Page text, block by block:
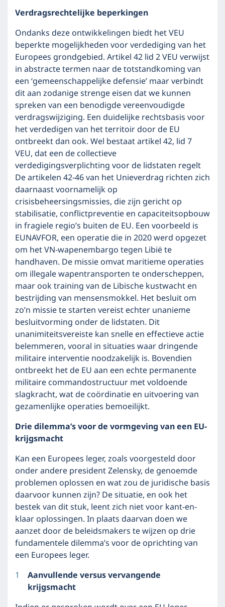
Verdragsrechtelijke beperkingen
Ondanks deze ontwikkelingen biedt het VEU
beperkte mogelijkheden voor verdediging van het
Europees grondgebied. Artikel 42 lid 2 VEU verwijst
in abstracte termen naar de totstandkoming van
een ‘gemeenschappelijke defensie’ maar verbindt
dit aan zodanige strenge eisen dat we kunnen
spreken van een benodigde vereenvoudigde
verdragswijziging. Een duidelijke rechtsbasis voor
het verdedigen van het territoir door de EU
ontbreekt dan ook. Wel bestaat artikel 42, lid 7
VEU, dat een de collectieve
verdedigingsverplichting voor de lidstaten regelt
De artikelen 42-46 van het Unieverdrag richten zich
daarnaast voornamelijk op
crisisbeheersingsmissies, die zijn gericht op
stabilisatie, conflictpreventie en capaciteitsopbouw
in fragiele regio’s buiten de EU. Een voorbeeld is
EUNAVFOR, een operatie die in 2020 werd opgezet
om het VN-wapenembargo tegen Libië te
handhaven. De missie omvat maritieme operaties
om illegale wapentransporten te onderscheppen,
maar ook training van de Libische kustwacht en
bestrijding van mensensmokkel. Het besluit om
zo’n missie te starten vereist echter unanieme
besluitvorming onder de lidstaten. Dit
unanimiteitsvereiste kan snelle en effectieve actie
belemmeren, vooral in situaties waar dringende
militaire interventie noodzakelijk is. Bovendien
ontbreekt het de EU aan een echte permanente
militaire commandostructuur met voldoende
slagkracht, wat de coördinatie en uitvoering van
gezamenlijke operaties bemoeilijkt.
Drie dilemma’s voor de vormgeving van een EU-
krijgsmacht
Kan een Europees leger, zoals voorgesteld door
onder andere president Zelensky, de genoemde
problemen oplossen en wat zou de juridische basis
daarvoor kunnen zijn? De situatie, en ook het
bestek van dit stuk, leent zich niet voor kant-en-
klaar oplossingen. In plaats daarvan doen we
aanzet door de beleidsmakers te wijzen op drie
fundamentele dilemma’s voor de oprichting van
een Europees leger.
Aanvullende versus vervangende
krijgsmacht